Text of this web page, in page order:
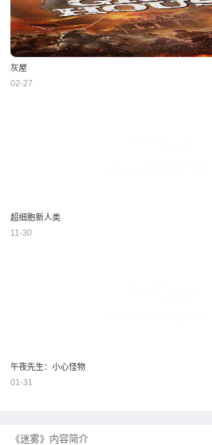
灰屋
02-27
超细胞新人类
11-30
午夜先生：小心怪物
01-31
《迷雾》内容简介